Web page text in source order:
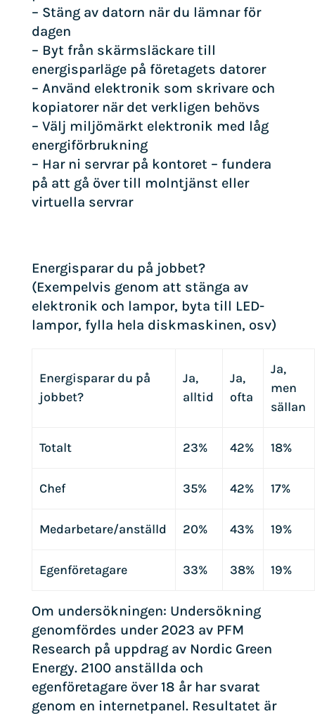
– Stäng av datorn när du lämnar för
dagen
– Byt från skärmsläckare till
energisparläge på företagets datorer
– Använd elektronik som skrivare och
kopiatorer när det verkligen behövs
– Välj miljömärkt elektronik med låg
energiförbrukning
– Har ni servrar på kontoret – fundera
på att gå över till molntjänst eller
virtuella servrar
Energisparar du på jobbet?
(Exempelvis genom att stänga av
elektronik och lampor, byta till LED-
lampor, fylla hela diskmaskinen, osv)
Energisparar du på
jobbet?
Ja,
alltid
Ja,
ofta
Ja,
men
sällan
Totalt 23% 42% 18%
Chef 35% 42% 17%
Medarbetare/anställd 20% 43% 19%
Egenföretagare 33% 38% 19%
Om undersökningen: Undersökning
genomfördes under 2023 av PFM
Research på uppdrag av Nordic Green
Energy. 2100 anställda och
egenföretagare över 18 år har svarat
genom en internetpanel. Resultatet är